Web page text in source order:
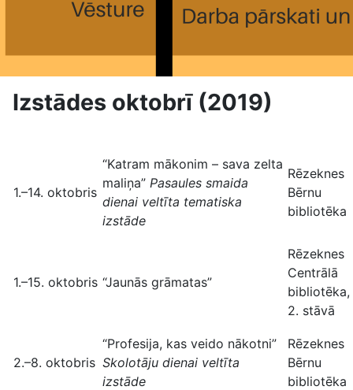
Izstādes oktobrī (2019)
1.–14. oktobris
“Katram mākonim – sava zelta
maliņa” Pasaules smaida
dienai veltīta tematiska
izstāde
Rēzeknes
Bērnu
bibliotēka
1.–15. oktobris “Jaunās grāmatas”
Rēzeknes
Centrālā
bibliotēka,
2. stāvā
2.–8. oktobris
“Profesija, kas veido nākotni”
Skolotāju dienai veltīta
izstāde
Rēzeknes
Bērnu
bibliotēka